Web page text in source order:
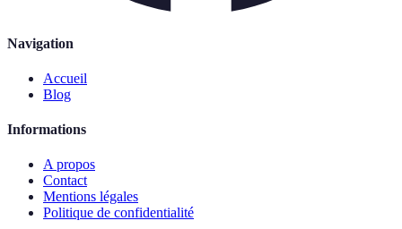
Navigation
Accueil
Blog
Informations
A propos
Contact
Mentions légales
Politique de confidentialité